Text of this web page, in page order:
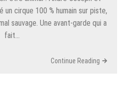
un cirque 100 % humain sur piste,
sauvage. Une avant-garde qui a
fait…
Continue Reading